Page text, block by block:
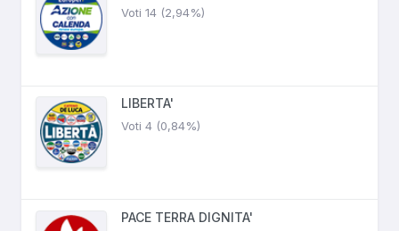
Voti 14 (2,94%)
LIBERTA'
Voti 4 (0,84%)
PACE TERRA DIGNITA'